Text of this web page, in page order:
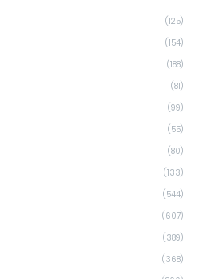
(125)
(154)
(188)
(81)
(99)
(55)
(80)
(133)
(544)
(607)
(389)
(368)